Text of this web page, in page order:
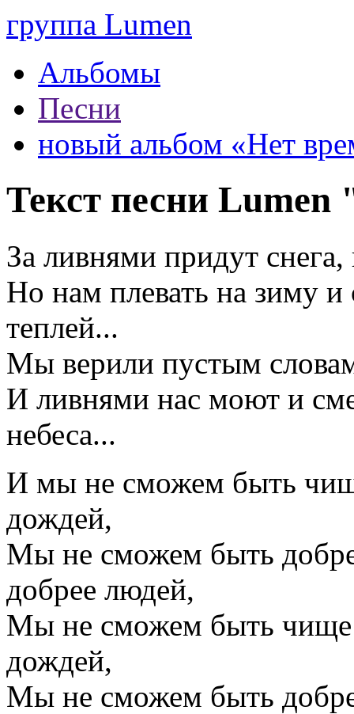
группа Lumen
Альбомы
Песни
новый альбом «Нет
Текст песни Lumen
За ливнями придут
Но нам плевать на зиму и
теплей...
Мы верили пустым
И ливнями нас моют и
небеса...
И мы не сможем быть
дождей,
Мы не сможем быть
добрее людей,
Мы не сможем быть чище
дождей,
Мы не сможем быть